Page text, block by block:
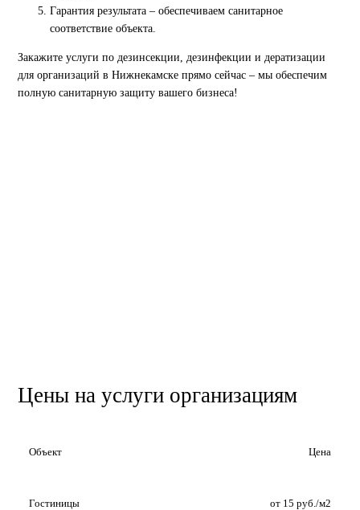
Гарантия результата – обеспечиваем санитарное
соответствие объекта.
Закажите услуги по дезинсекции, дезинфекции и дератизации
для организаций в Нижнекамске прямо сейчас – мы обеспечим
полную санитарную защиту вашего бизнеса!
Цены на услуги организациям
Объект Цена
Гостиницы от 15 руб./м2